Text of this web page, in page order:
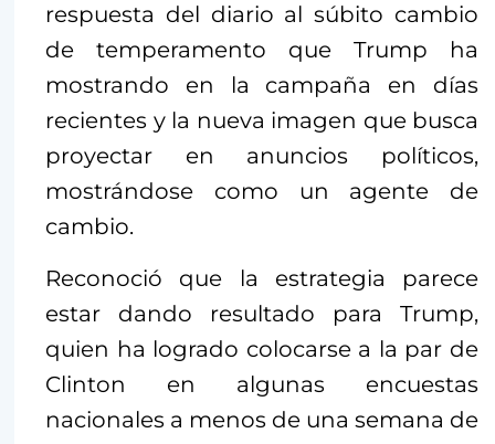
respuesta del diario al súbito cambio
de temperamento que Trump ha
mostrando en la campaña en días
recientes y la nueva imagen que busca
proyectar en anuncios políticos,
mostrándose como un agente de
cambio.
Reconoció que la estrategia parece
estar dando resultado para Trump,
quien ha logrado colocarse a la par de
Clinton en algunas encuestas
nacionales a menos de una semana de